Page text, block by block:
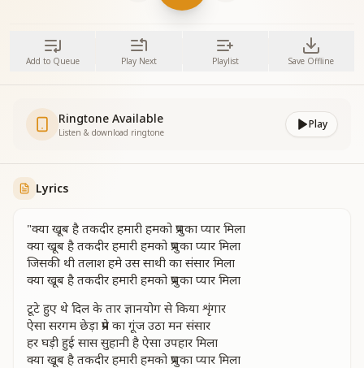
Add to Queue Play Next Playlist Save Offline
Ringtone Available
Listen & download ringtone
Play
Lyrics
"क्या खूब है तकदीर हमारी हमको प्रभुका प्यार मिला
क्या खूब है तकदीर हमारी हमको प्रभुका प्यार मिला
जिसकी थी तलाश हमे उस साथी का संसार मिला
क्या खूब है तकदीर हमारी हमको प्रभुका प्यार मिला
टूटे हुए थे दिल के तार ज्ञानयोग से किया शृंगार
ऐसा सरगम छेड़ा प्रेम का गूंज उठा मन संसार
हर घड़ी हुई सास सुहानी है ऐसा उपहार मिला
क्या खूब है तकदीर हमारी हमको प्रभुका प्यार मिला